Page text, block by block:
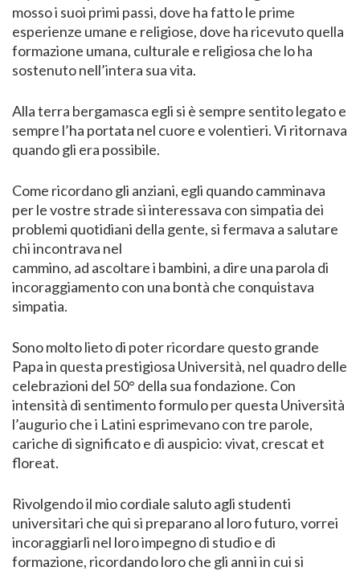
mosso i suoi primi passi, dove ha fatto le prime
esperienze umane e religiose, dove ha ricevuto quella
formazione umana, culturale e religiosa che lo ha
sostenuto nell’intera sua vita.
Alla terra bergamasca egli si è sempre sentito legato e
sempre l’ha portata nel cuore e volentieri. Vi ritornava
quando gli era possibile.
Come ricordano gli anziani, egli quando camminava
per le vostre strade si interessava con simpatia dei
problemi quotidiani della gente, si fermava a salutare
chi incontrava nel
cammino, ad ascoltare i bambini, a dire una parola di
incoraggiamento con una bontà che conquistava
simpatia.
Sono molto lieto di poter ricordare questo grande
Papa in questa prestigiosa Università, nel quadro delle
celebrazioni del 50° della sua fondazione. Con
intensità di sentimento formulo per questa Università
l’augurio che i Latini esprimevano con tre parole,
cariche di significato e di auspicio: vivat, crescat et
floreat.
Rivolgendo il mio cordiale saluto agli studenti
universitari che qui si preparano al loro futuro, vorrei
incoraggiarli nel loro impegno di studio e di
formazione, ricordando loro che gli anni in cui si